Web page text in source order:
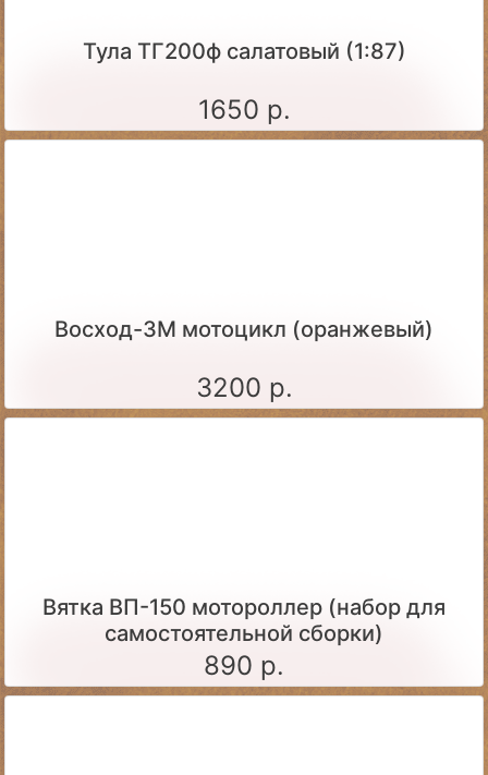
Тула ТГ200ф салатовый (1:87)
1650 р.
Восход-3М мотоцикл (оранжевый)
3200 р.
Вятка ВП-150 мотороллер (набор для
самостоятельной сборки)
890 р.